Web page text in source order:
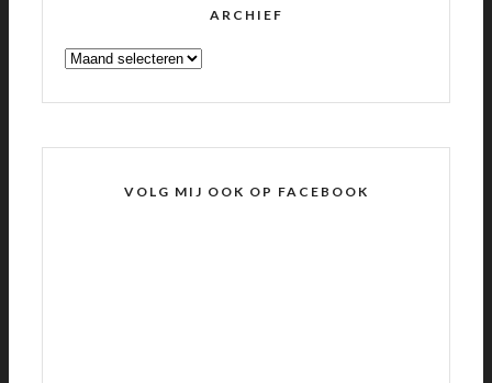
ARCHIEF
ARCHIEF
VOLG MIJ OOK OP FACEBOOK